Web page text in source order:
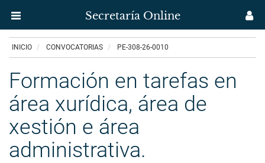
principal
Secretaría Online
Secretaría
Uvigo
INICIO CONVOCATORIAS PE-308-26-0010
Formación en tarefas en
área xurídica, área de
xestión e área
administrativa.